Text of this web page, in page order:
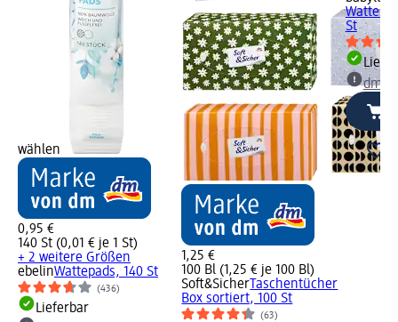
wählen
0,95 €
140 St (0,01 € je 1 St)
+ 2 weitere Größen
ebelinWattepads, 140 St
(436)
Lieferbar
1,25 €
100 Bl (1,25 € je 100 Bl)
Soft&SicherTaschentücher
Box sortiert, 100 St
(63)
St
dm